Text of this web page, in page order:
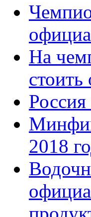
На
стоить
2018